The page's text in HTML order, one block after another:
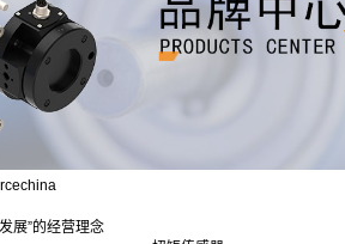
展”的经营理念